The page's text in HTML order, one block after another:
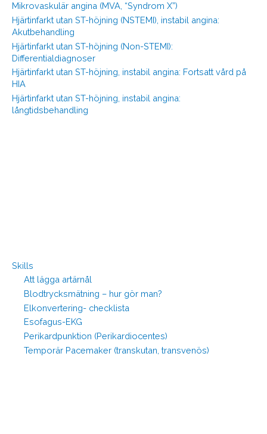
Mikrovaskulär angina (MVA, “Syndrom X”)
Hjärtinfarkt utan ST-höjning (NSTEMI), instabil angina:
Akutbehandling
Hjärtinfarkt utan ST-höjning (Non-STEMI):
Differentialdiagnoser
Hjärtinfarkt utan ST-höjning, instabil angina: Fortsatt vård på
HIA
Hjärtinfarkt utan ST-höjning, instabil angina:
långtidsbehandling
Skills
Att lägga artärnål
Blodtrycksmätning – hur gör man?
Elkonvertering- checklista
Esofagus-EKG
Perikardpunktion (Perikardiocentes)
Temporär Pacemaker (transkutan, transvenös)